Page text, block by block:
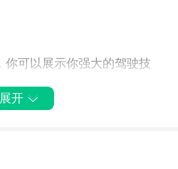
你可以展示你强大的驾驶技
。
超多，玩家在游戏中展现各种
，玩家可以感受到很多赛车
展开